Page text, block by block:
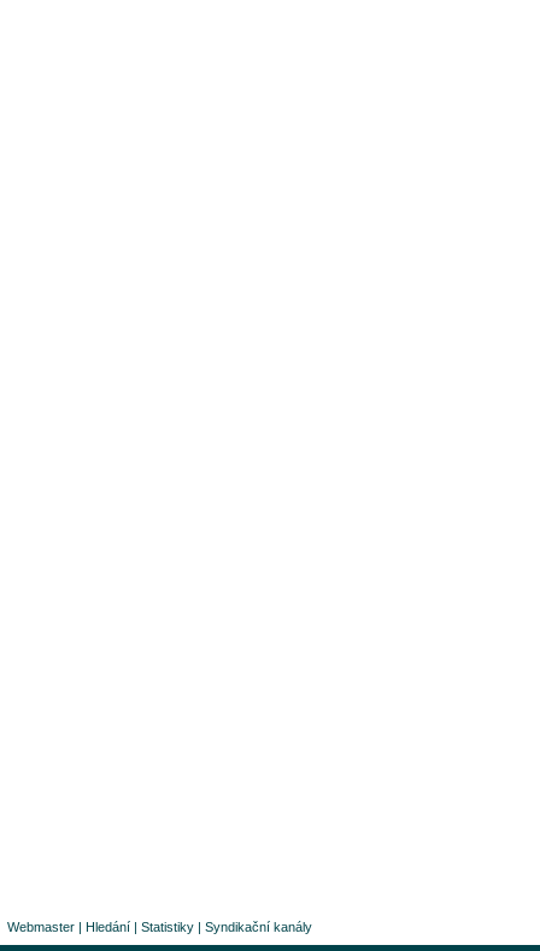
Webmaster | Hledání | Statistiky | Syndikační kanály